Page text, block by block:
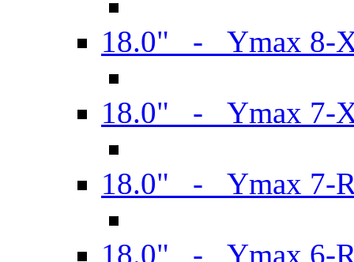
18.0" - Ymax 8-
18.0" - Ymax 7-
18.0" - Ymax 7-
18.0" - Ymax 6-